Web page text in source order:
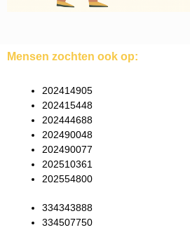
Mensen zochten ook op:
202414905
202415448
202444688
202490048
202490077
202510361
202554800
334343888
334507750